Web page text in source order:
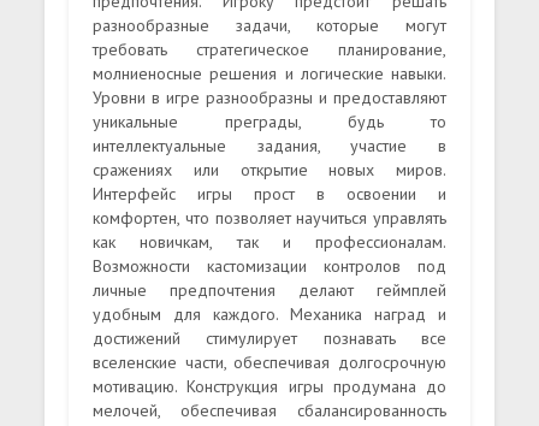
разнообразные задачи, которые могут
требовать стратегическое планирование,
молниеносные решения и логические навыки.
Уровни в игре разнообразны и предоставляют
уникальные преграды, будь то
интеллектуальные задания, участие в
сражениях или открытие новых миров.
Интерфейс игры прост в освоении и
комфортен, что позволяет научиться управлять
как новичкам, так и профессионалам.
Возможности кастомизации контролов под
личные предпочтения делают геймплей
удобным для каждого. Механика наград и
достижений стимулирует познавать все
вселенские части, обеспечивая долгосрочную
мотивацию. Конструкция игры продумана до
мелочей, обеспечивая сбалансированность